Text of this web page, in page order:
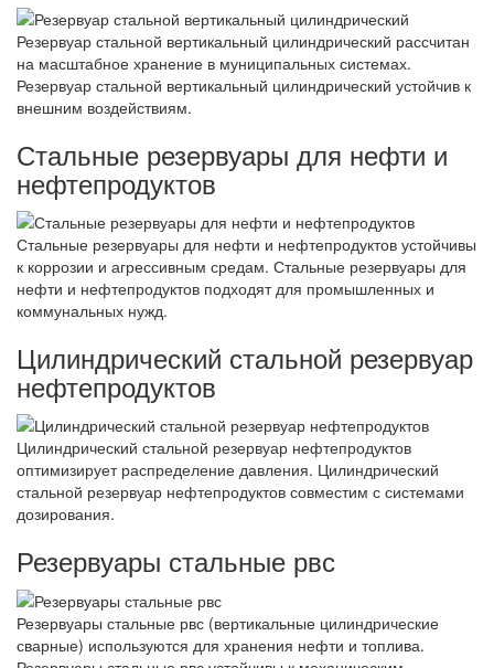
Резервуар стальной вертикальный цилиндрический рассчитан
на масштабное хранение в муниципальных системах.
Резервуар стальной вертикальный цилиндрический устойчив к
внешним воздействиям.
Стальные резервуары для нефти и
нефтепродуктов
Стальные резервуары для нефти и нефтепродуктов устойчивы
к коррозии и агрессивным средам. Стальные резервуары для
нефти и нефтепродуктов подходят для промышленных и
коммунальных нужд.
Цилиндрический стальной резервуар
нефтепродуктов
Цилиндрический стальной резервуар нефтепродуктов
оптимизирует распределение давления. Цилиндрический
стальной резервуар нефтепродуктов совместим с системами
дозирования.
Резервуары стальные рвс
Резервуары стальные рвс (вертикальные цилиндрические
сварные) используются для хранения нефти и топлива.